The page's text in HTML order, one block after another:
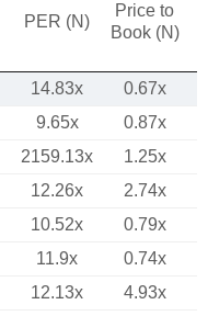
PER (N)
Price to
Book (N)
14.83x 0.67x
9.65x
0.87x
2159.13x 1.25x
12.26x
2.74x
10.52x
0.79x
11.9x
0.74x
12.13x
4.93x